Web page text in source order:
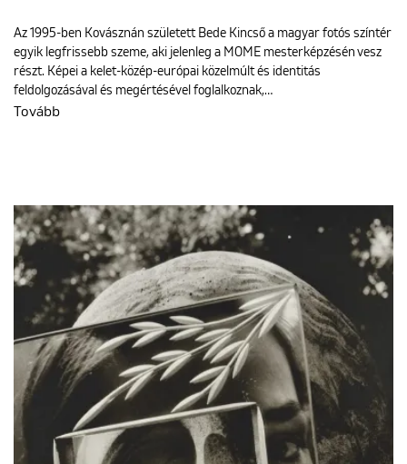
Az 1995-ben Kovásznán született Bede Kincső a magyar fotós színtér
egyik legfrissebb szeme, aki jelenleg a MOME mesterképzésén vesz
részt. Képei a kelet-közép-európai közelmúlt és identitás
feldolgozásával és megértésével foglalkoznak,…
Tovább